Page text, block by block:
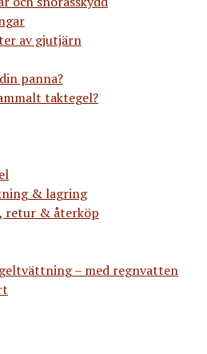
av gjutjärn
panna?
taktegel?
& lagring
retur & återköp
– med regnvatten